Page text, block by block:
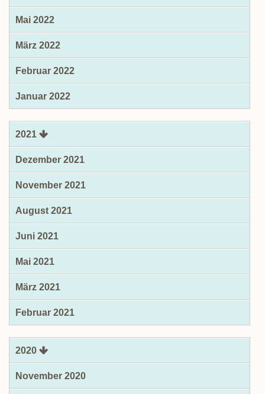
Mai 2022
März 2022
Februar 2022
Januar 2022
2021
Dezember 2021
November 2021
August 2021
Juni 2021
Mai 2021
März 2021
Februar 2021
2020
November 2020